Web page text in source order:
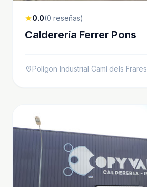
star0.0(0 reseñas)
Calderería Ferrer Pons
location_onPolígon Industrial Camí dels Frares